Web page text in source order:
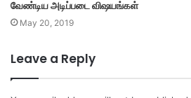
வேண்டிய அடிப்படை விஷயங்கள்
May 20, 2019
Leave a Reply